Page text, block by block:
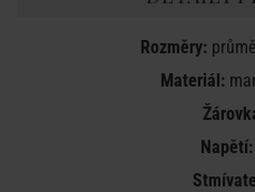
Rozměry:
Materiál:
Napětí: